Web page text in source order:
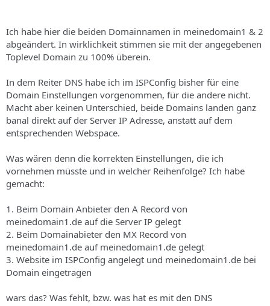
Ich habe hier die beiden Domainnamen in meinedomain1 & 2
abgeändert. In wirklichkeit stimmen sie mit der angegebenen
Toplevel Domain zu 100% überein.
In dem Reiter DNS habe ich im ISPConfig bisher für eine
Domain Einstellungen vorgenommen, für die andere nicht.
Macht aber keinen Unterschied, beide Domains landen ganz
banal direkt auf der Server IP Adresse, anstatt auf dem
entsprechenden Webspace.
Was wären denn die korrekten Einstellungen, die ich
vornehmen müsste und in welcher Reihenfolge? Ich habe
gemacht:
1. Beim Domain Anbieter den A Record von
meinedomain1.de auf die Server IP gelegt
2. Beim Domainabieter den MX Record von
meinedomain1.de auf meinedomain1.de gelegt
3. Website im ISPConfig angelegt und meinedomain1.de bei
Domain eingetragen
wars das? Was fehlt, bzw. was hat es mit den DNS